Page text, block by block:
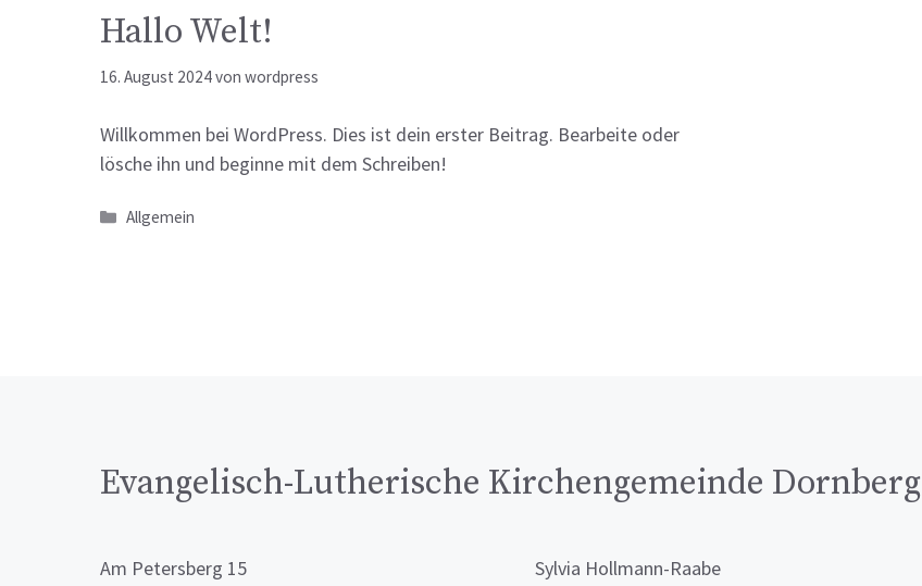
Hallo Welt!
16. August 2024von wordpress
Willkommen bei WordPress. Dies ist dein erster Beitrag. Bearbeite oder
lösche ihn und beginne mit dem Schreiben!
Kategorien
Allgemein
Evangelisch-Lutherische Kirchengemeinde Dornberg
Am Petersberg 15
Sylvia Hollmann-Raabe